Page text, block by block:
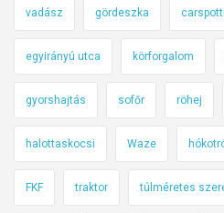
vadász gördeszka
egyirányú utca körforgalom
gyorshajtás sofőr röhej
halottaskocsi Waze
FKF traktor túlméretes